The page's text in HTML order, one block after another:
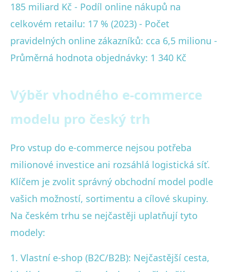
185 miliard Kč - Podíl online nákupů na
celkovém retailu: 17 % (2023) - Počet
pravidelných online zákazníků: cca 6,5 milionu -
Průměrná hodnota objednávky: 1 340 Kč
Výběr vhodného e-commerce
modelu pro český trh
Pro vstup do e-commerce nejsou potřeba
milionové investice ani rozsáhlá logistická síť.
Klíčem je zvolit správný obchodní model podle
vašich možností, sortimentu a cílové skupiny.
Na českém trhu se nejčastěji uplatňují tyto
modely:
1. Vlastní e-shop (B2C/B2B): Nejčastější cesta,